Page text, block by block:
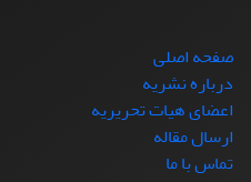
صفحه اصلی
درباره نشریه
اعضای هیات تحریریه
ارسال مقاله
تماس با ما